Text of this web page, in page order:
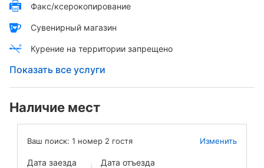
Факс/ксерокопирование
Сувенирный магазин
Курение на территории запрещено
Показать все услуги
Наличие мест
Ваш поиск: 1 номер 2 гостя Изменить
Дата заезда Дата отъезда